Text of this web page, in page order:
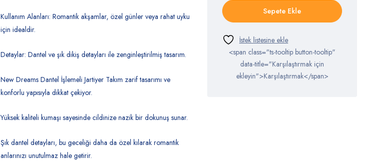
Kullanım Alanları: Romantik akşamlar, özel günler veya rahat uyku
için idealdir.
Detaylar: Dantel ve şık dikiş detayları ile zenginleştirilmiş tasarım.
New Dreams Dantel İşlemeli Jartiyer Takım zarif tasarımı ve
konforlu yapısıyla dikkat çekiyor.
Yüksek kaliteli kumaşı sayesinde cildinize nazik bir dokunuş sunar.
Şık dantel detayları, bu geceliği daha da özel kılarak romantik
anlarınızı unutulmaz hale getirir.
Sepete Ekle
<span class="ts-tooltip button-tooltip"
data-title="Karşılaştırmak için
ekleyin">Karşılaştırmak</span>